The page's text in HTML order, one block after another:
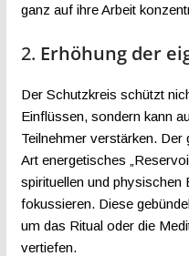
ganz auf ihre Arbeit
2. Erhöhung der
Der Schutzkreis schützt
Einflüssen, sondern kann
Teilnehmer verstärken.
Art energetisches
spirituellen und physischen
fokussieren. Diese
um das Ritual oder die
vertiefen.